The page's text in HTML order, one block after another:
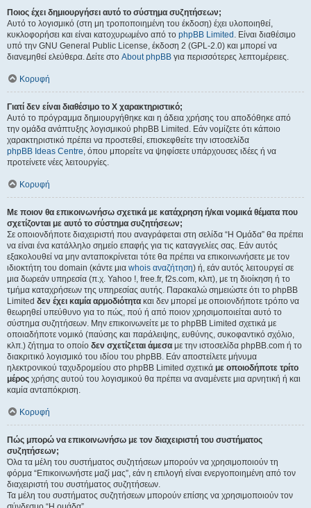
Ποιος έχει δημιουργήσει αυτό το σύστημα συζητήσεων;
Αυτό το λογισμικό (στη μη τροποποιημένη του έκδοση) έχει υλοποιηθεί,
κυκλοφορήσει και είναι κατοχυρωμένο από το phpBB Limited . Είναι διαθέσιμο
υπό την GNU General Public License, έκδοση 2 (GPL-2.0) και μπορεί να
διανεμηθεί ελεύθερα. Δείτε στο About phpBB για περισσότερες λεπτομέρειες.
Κορυφή
Γιατί δεν είναι διαθέσιμο το Χ χαρακτηριστικό;
Αυτό το πρόγραμμα δημιουργήθηκε και η άδεια χρήσης του αποδόθηκε από
την ομάδα ανάπτυξης λογισμικού phpBB Limited. Εάν νομίζετε ότι κάποιο
χαρακτηριστικό πρέπει να προστεθεί, επισκεφθείτε την ιστοσελίδα
phpBB Ideas Centre, όπου μπορείτε να ψηφίσετε υπάρχουσες ιδέες ή να
προτείνετε νέες λειτουργίες.
Κορυφή
Με ποιον θα επικοινωνήσω σχετικά με κατάχρηση ή/και νομικά θέματα που
σχετίζονται με αυτό το σύστημα συζητήσεων;
Σε οποιονδήποτε διαχειριστή που αναγράφεται στη σελίδα “Η Ομάδα” θα πρέπει
να είναι ένα κατάλληλο σημείο επαφής για τις καταγγελίες σας. Εάν αυτός
εξακολουθεί να μην ανταποκρίνεται τότε θα πρέπει να επικοινωνήσετε με τον
ιδιοκτήτη του domain (κάντε μια whois αναζήτηση) ή, εάν αυτός λειτουργεί σε
μια δωρεάν υπηρεσία (π.χ. Yahoo !, free.fr, f2s.com, κλπ), με τη διοίκηση ή το
τμήμα καταχρήσεων της υπηρεσίας αυτής. Παρακαλώ σημειώστε ότι το phpBB
Limited δεν έχει καμία αρμοδιότητα και δεν μπορεί με οποιονδήποτε τρόπο να
θεωρηθεί υπεύθυνο για το πώς, πού ή από ποιον χρησιμοποιείται αυτό το
σύστημα συζητήσεων. Μην επικοινωνείτε με το phpBB Limited σχετικά με
οποιαδήποτε νομικό (παύσης και παράλειψης, ευθύνης, συκοφαντικό σχόλιο,
κλπ.) ζήτημα το οποίο δεν σχετίζεται άμεσα με την ιστοσελίδα phpBB.com ή το
διακριτικό λογισμικό του ιδίου του phpBB. Εάν αποστείλετε μήνυμα
ηλεκτρονικού ταχυδρομείου στο phpBB Limited σχετικά με οποιοδήποτε τρίτο
μέρος χρήσης αυτού του λογισμικού θα πρέπει να αναμένετε μια αρνητική ή και
καμία ανταπόκριση.
Κορυφή
Πώς μπορώ να επικοινωνήσω με τον διαχειριστή του συστήματος
συζητήσεων;
Όλα τα μέλη του συστήματος συζητήσεων μπορούν να χρησιμοποιούν τη
φόρμα “Επικοινωνήστε μαζί μας”, εάν η επιλογή είναι ενεργοποιημένη από τον
διαχειριστή του συστήματος συζητήσεων.
Τα μέλη του συστήματος συζητήσεων μπορούν επίσης να χρησιμοποιούν τον